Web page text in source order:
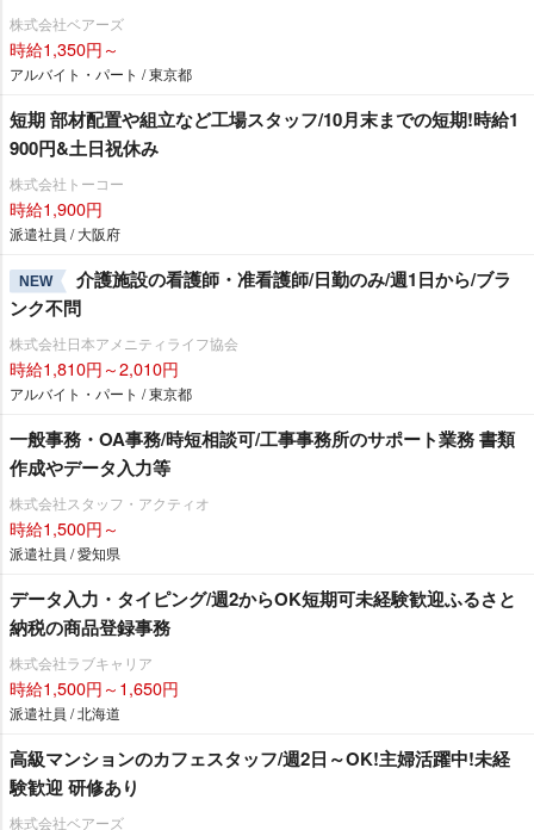
株式会社ベアーズ
時給1,350円～
アルバイト・パート / 東京都
短期 部材配置や組立など工場スタッフ/10月末までの短期!時給1
900円&土日祝休み
株式会社トーコー
時給1,900円
派遣社員 / 大阪府
NEW
介護施設の看護師・准看護師/日勤のみ/週1日から/ブラ
ンク不問
株式会社日本アメニティライフ協会
時給1,810円～2,010円
アルバイト・パート / 東京都
一般事務・OA事務/時短相談可/工事事務所のサポート業務 書類
作成やデータ入力等
株式会社スタッフ・アクティオ
時給1,500円～
派遣社員 / 愛知県
データ入力・タイピング/週2からOK短期可未経験歓迎ふるさと
納税の商品登録事務
株式会社ラブキャリア
時給1,500円～1,650円
派遣社員 / 北海道
高級マンションのカフェスタッフ/週2日～OK!主婦活躍中!未経
験歓迎 研修あり
株式会社ベアーズ